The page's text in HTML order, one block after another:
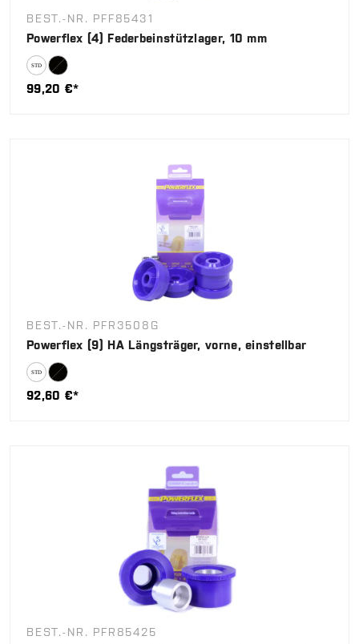
BEST.-NR. PFF85431
Powerflex (4) Federbeinstützlager, 10 mm
99,20 €*
BEST.-NR. PFR3508G
Powerflex (9) HA Längsträger, vorne, einstellbar
92,60 €*
BEST.-NR. PFR85425